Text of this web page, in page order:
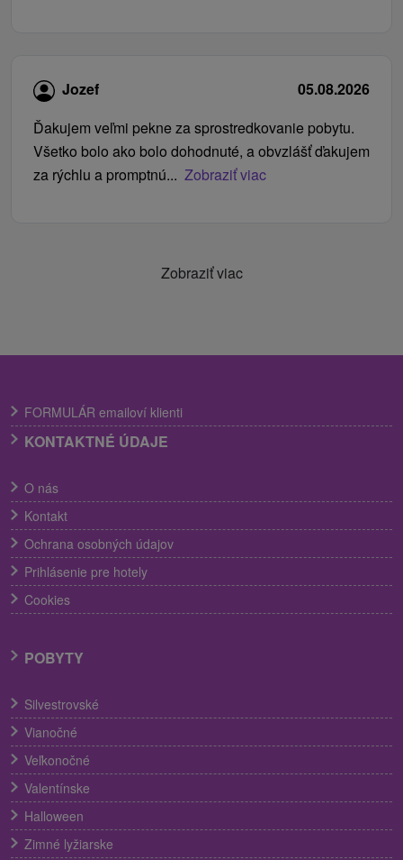
Jozef
05.08.2026
Ďakujem veľmi pekne za sprostredkovanie pobytu.
Všetko bolo ako bolo dohodnuté, a obvzlášť ďakujem
za rýchlu a promptnú... Zobraziť viac
Zobraziť viac
FORMULÁR emailoví klienti
KONTAKTNÉ ÚDAJE
O nás
Kontakt
Ochrana osobných údajov
Prihlásenie pre hotely
Cookies
POBYTY
Silvestrovské
Vianočné
Veľkonočné
Valentínske
Halloween
Zimné lyžiarske